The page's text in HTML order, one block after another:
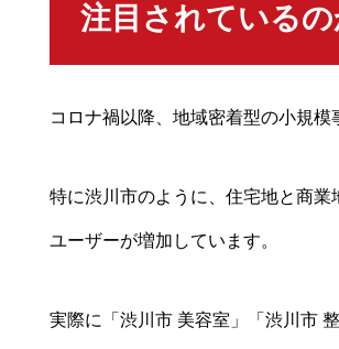
注目されている
コロナ禍以降、地域密着型の小規
特に渋川市のように、住宅地と商
ユーザーが増加しています。
実際に「渋川市 美容室」「渋川市